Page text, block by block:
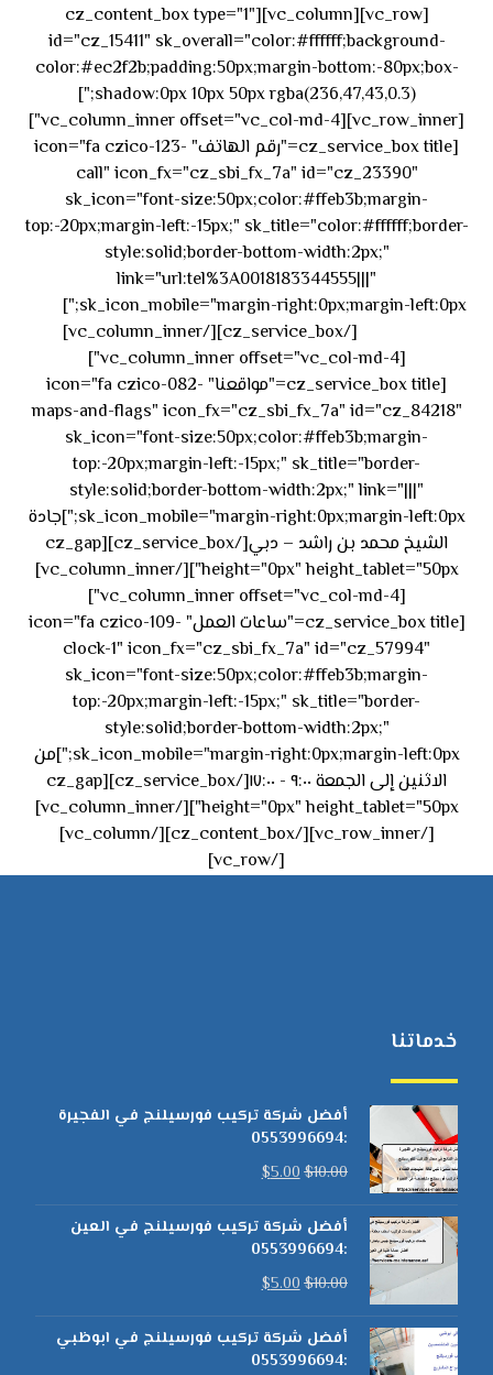
[vc_row][vc_column][cz_content_box type="1"
id="cz_15411" sk_overall="color:#ffffff;background-
color:#ec2f2b;padding:50px;margin-bottom:-80px;box-
shadow:0px 10px 50px rgba(236,47,43,0.3);"]
[vc_row_inner][vc_column_inner offset="vc_col-md-4"]
[cz_service_box title="رقم الهاتف" icon="fa czico-123-
call" icon_fx="cz_sbi_fx_7a" id="cz_23390"
sk_icon="font-size:50px;color:#ffeb3b;margin-
top:-20px;margin-left:-15px;" sk_title="color:#ffffff;border-
style:solid;border-bottom-width:2px;"
link="url:tel%3A0018183344555|||"
sk_icon_mobile="margin-right:0px;margin-left:0px;"]
[/cz_service_box][/vc_column_inner]
[vc_column_inner offset="vc_col-md-4"]
[cz_service_box title="مواقعنا" icon="fa czico-082-
maps-and-flags" icon_fx="cz_sbi_fx_7a" id="cz_84218"
sk_icon="font-size:50px;color:#ffeb3b;margin-
top:-20px;margin-left:-15px;" sk_title="border-
style:solid;border-bottom-width:2px;" link="|||"
sk_icon_mobile="margin-right:0px;margin-left:0px;"]جادة
الشيخ محمد بن راشد – دبي[/cz_service_box][cz_gap
height="0px" height_tablet="50px"][/vc_column_inner]
[vc_column_inner offset="vc_col-md-4"]
[cz_service_box title="ساعات العمل" icon="fa czico-109-
clock-1" icon_fx="cz_sbi_fx_7a" id="cz_57994"
sk_icon="font-size:50px;color:#ffeb3b;margin-
top:-20px;margin-left:-15px;" sk_title="border-
style:solid;border-bottom-width:2px;"
sk_icon_mobile="margin-right:0px;margin-left:0px;"]من
الاثنين إلى الجمعة ٩:٠٠ - ١٧:٠٠[/cz_service_box][cz_gap
height="0px" height_tablet="50px"][/vc_column_inner]
[/vc_row_inner][/cz_content_box][/vc_column]
[/vc_row]
خدماتنا
أفضل شركة تركيب فورسيلنج في الفجيرة
:0553996694
$10.00
$5.00
أفضل شركة تركيب فورسيلنج في العين
:0553996694
$10.00
$5.00
أفضل شركة تركيب فورسيلنج في ابوظبي
:0553996694